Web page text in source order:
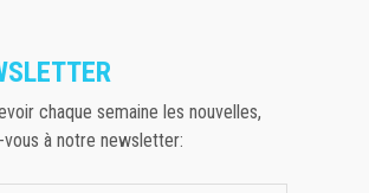
chaque semaine les nouvelles,
à notre newsletter: